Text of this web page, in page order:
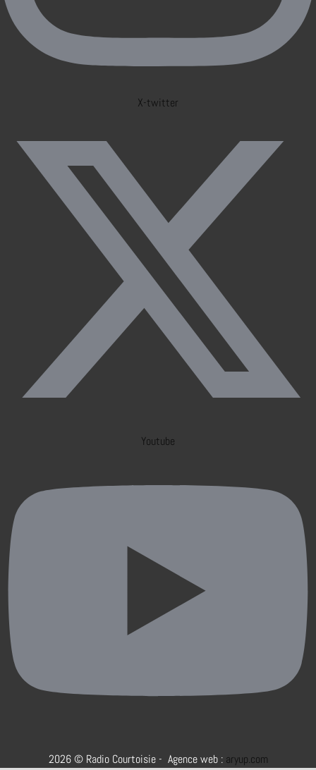
X-twitter
Youtube
2026 © Radio Courtoisie - Agence web : aryup.com